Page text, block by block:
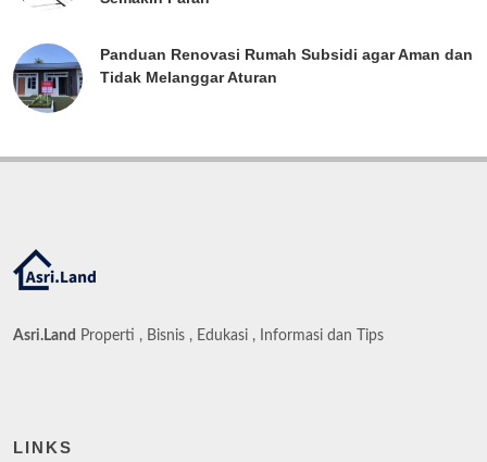
Panduan Renovasi Rumah Subsidi agar Aman dan
Tidak Melanggar Aturan
Asri.Land Properti , Bisnis , Edukasi , Informasi dan Tips
LINKS